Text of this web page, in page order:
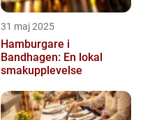
31 maj 2025
Hamburgare i
Bandhagen: En lokal
smakupplevelse